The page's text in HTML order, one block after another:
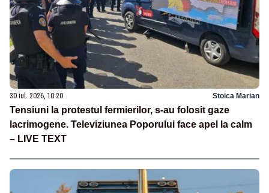
30 iul. 2026, 10:20 Stoica Marian
Tensiuni la protestul fermierilor, s-au folosit gaze
lacrimogene. Televiziunea Poporului face apel la calm
– LIVE TEXT